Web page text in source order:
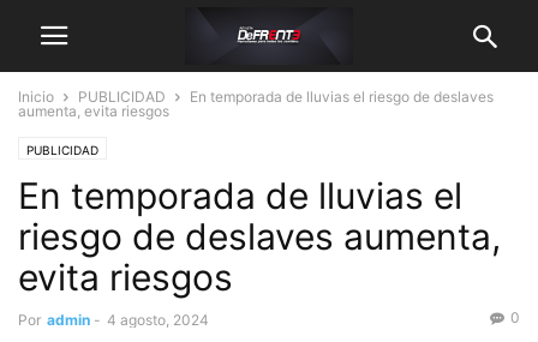
Inicio PUBLICIDAD
En temporada de lluvias el riesgo de deslaves
aumenta, evita riesgos
PUBLICIDAD
En temporada de lluvias el
riesgo de deslaves aumenta,
evita riesgos
Por admin - 4 agosto, 2024 0